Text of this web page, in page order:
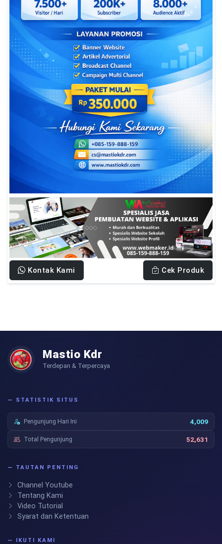
Kontak Kami Cek Produk
Mastio Kdr
Terdepan & Terpercaya
— STATISTIK SITUS
Pengunjung Hari Ini 4,009
Total Pengunjung 52,631
— TAUTAN PENTING
Channel Youtube
Tentang Kami
Video Tutorial
Syarat dan Ketentuan
— IKUTI KAMI